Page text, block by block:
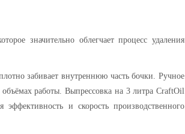
значительно облегчает процесс удаления
забивает внутреннюю часть бочки. Ручное
работы. Выпрессовка на 3 литра CraftOil
и скорость производственного